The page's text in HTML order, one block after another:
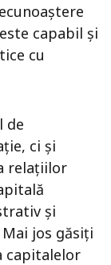
capabil și
cu
de
ci și
relațiilor
și
jos găsiți
capitalelor